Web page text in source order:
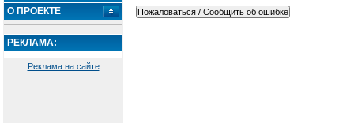
О ПРОЕКТЕ
РЕКЛАМА:
Реклама на сайте